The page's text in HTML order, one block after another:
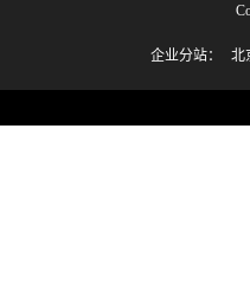
企业分站： 北